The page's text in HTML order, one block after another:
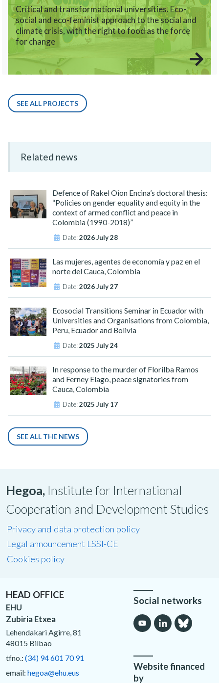
Critical and transformational universities. Eco-
social and eco-feminist approach to the social and
climate crisis, with the right to food as the force
for change
SEE ALL PROJECTS
Related news
Defence of Rakel Oion Encina’s doctoral thesis:
“Policies on gender equality and equity in the
context of armed conflict and peace in
Colombia (1990-2018)”
Date:2026 July 28
Las mujeres, agentes de economía y paz en el
norte del Cauca, Colombia
Date:2026 July 27
Ecosocial Transitions Seminar in Ecuador with
Universities and Organisations from Colombia,
Peru, Ecuador and Bolivia
Date:2025 July 24
In response to the murder of Florilba Ramos
and Ferney Elago, peace signatories from
Cauca, Colombia
Date:2025 July 17
SEE ALL THE NEWS
Hegoa, Institute for International
Cooperation and Development Studies
Privacy and data protection policy
Legal announcement LSSI-CE
Cookies policy
HEAD OFFICE
EHU
Zubiria Etxea
Lehendakari Agirre, 81
48015 Bilbao
tfno.: (34) 94 601 70 91
email: hegoa@ehu.eus
Social networks
Website financed
by